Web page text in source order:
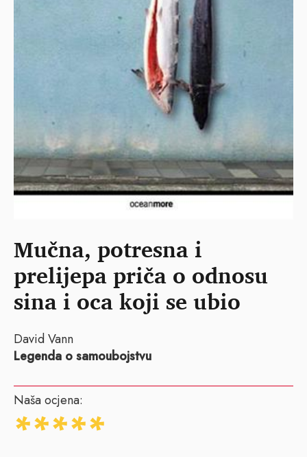
Mučna, potresna i
prelijepa priča o odnosu
sina i oca koji se ubio
David Vann
Legenda o samoubojstvu
Naša ocjena: